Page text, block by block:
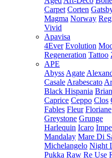
Carpet Corten
Magma Norway
Vivid
Apavisa
4Ever Evolution
Regeneration Tattoo
APE
Abyss Agate
Casale Arabescato
Black Hispania
Caprice Ceppo Clos
Fables Fleur Floriane
Greystone Grunge
Harlequin Icaro
Mandalay Mare Di
Michelangelo Night
Pukka Raw Re Use